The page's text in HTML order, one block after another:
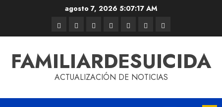
agosto 7, 2026 5:07:18 AM
FAMILIARDESUICIDA
ACTUALIZACIÓN DE NOTICIAS